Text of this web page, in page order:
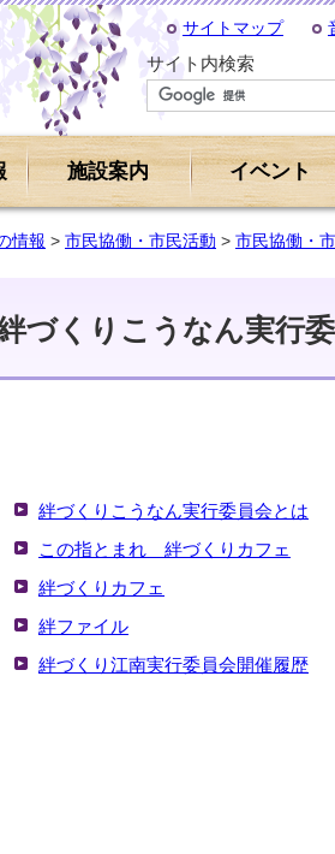
サイトマップ
サイト内検索
施設案内 イベント
情報 > 市民協働・市民活動 > 市民協働・
づくりこうなん実行
絆づくりこうなん実行委員会とは
この指とまれ 絆づくりカフェ
絆づくりカフェ
絆ファイル
絆づくり江南実行委員会開催履歴